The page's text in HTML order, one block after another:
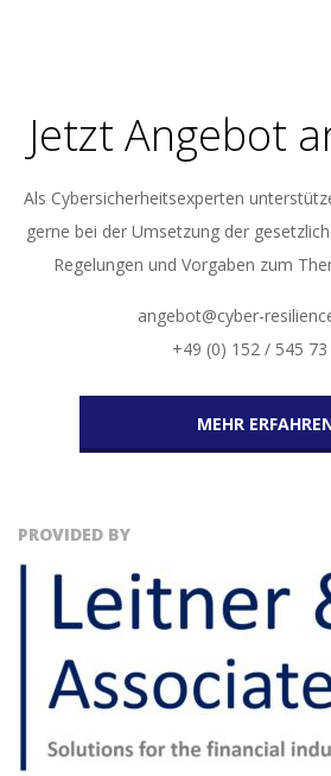
Jetzt Angebot
Als Cybersicherheitsexperten
gerne bei der Umsetzung der
Regelungen und Vorgaben zum
angebot@cyber-
+49 (0) 152 / 545
MEHR
PROVIDED BY